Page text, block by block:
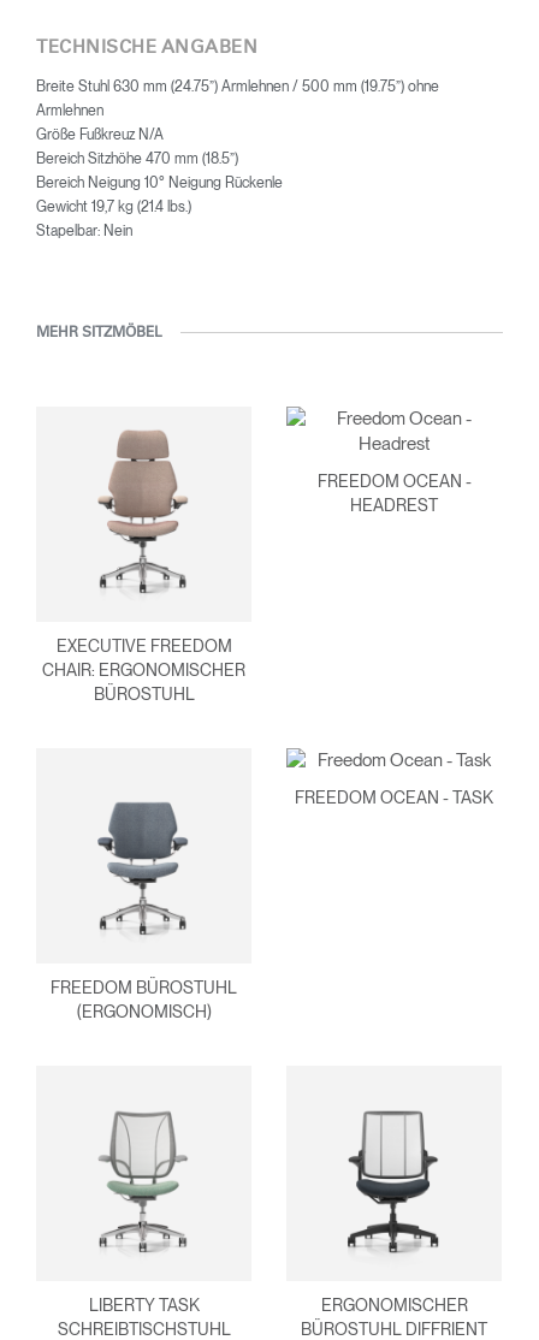
SIGN IN WITH SSO
Passwort vergessen
Select
Region
EINGEBEN
pneumatischen Zylinder zur Sitzhöheneinstellung oder die
Stühlen gehören.
TECHNISCHE ANGABEN
Breite Stuhl 630 mm (24.75”) Armlehnen / 500 mm (19.75”) ohne
Armlehnen
Größe Fußkreuz N/A
Bereich Sitzhöhe 470 mm (18.5”)
Bereich Neigung 10° Neigung Rückenle
Gewicht 19,7 kg (21.4 lbs.)
Stapelbar: Nein
MEHR SITZMÖBEL
EXECUTIVE FREEDOM
CHAIR: ERGONOMISCHER
BÜROSTUHL
FREEDOM OCEAN -
HEADREST
FREEDOM BÜROSTUHL
(ERGONOMISCH)
FREEDOM OCEAN - TASK
LIBERTY TASK
SCHREIBTISCHSTUHL
ERGONOMISCHER
BÜROSTUHL DIFFRIENT